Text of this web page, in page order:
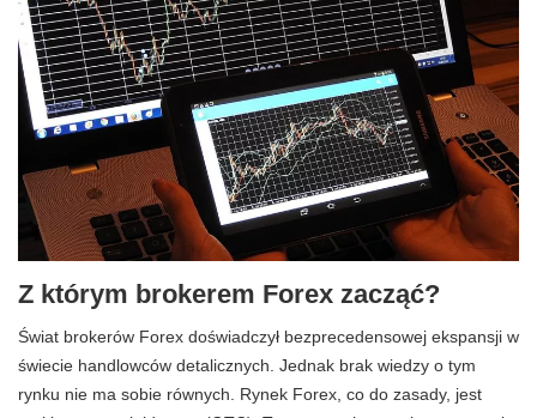
Z którym brokerem Forex zacząć?
Świat brokerów Forex doświadczył bezprecedensowej ekspansji w
świecie handlowców detalicznych. Jednak brak wiedzy o tym
rynku nie ma sobie równych. Rynek Forex, co do zasady, jest